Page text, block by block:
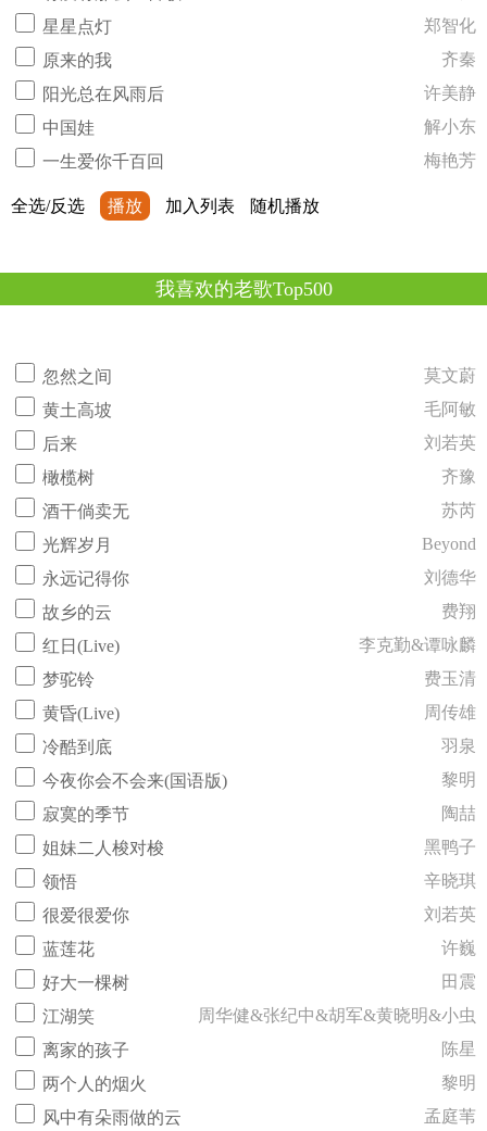
星星点灯
郑智化
原来的我
齐秦
阳光总在风雨后
许美静
中国娃
解小东
一生爱你千百回
梅艳芳
全选/反选 播放 加入列表 随机播放
我喜欢的老歌Top500
忽然之间
莫文蔚
黄土高坡
毛阿敏
后来
刘若英
橄榄树
齐豫
酒干倘卖无
苏芮
光辉岁月
Beyond
永远记得你
刘德华
故乡的云
费翔
红日(Live)
李克勤&谭咏麟
梦驼铃
费玉清
黄昏(Live)
周传雄
冷酷到底
羽泉
今夜你会不会来(国语版)
黎明
寂寞的季节
陶喆
姐妹二人梭对梭
黑鸭子
领悟
辛晓琪
很爱很爱你
刘若英
蓝莲花
许巍
好大一棵树
田震
江湖笑
周华健&张纪中&胡军&黄晓明&小虫
离家的孩子
陈星
两个人的烟火
黎明
风中有朵雨做的云
孟庭苇